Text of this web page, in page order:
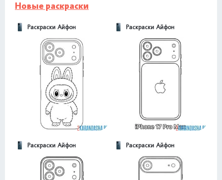
Новые раскраски
Раскраски Айфон Раскраски Айфон
Раскраски Айфон Раскраски Айфон